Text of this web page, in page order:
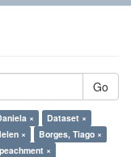
Go
×
Dataset ×
×
Borges, Tiago ×
×